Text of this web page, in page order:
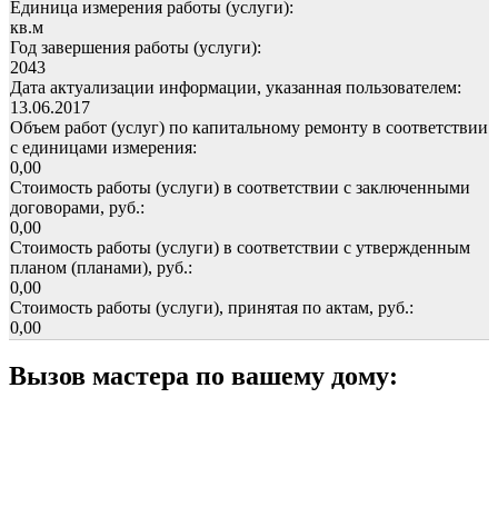
Единица измерения работы (услуги):
кв.м
Год завершения работы (услуги):
2043
Дата актуализации информации, указанная пользователем:
13.06.2017
Объем работ (услуг) по капитальному ремонту в соответствии
с единицами измерения:
0,00
Стоимость работы (услуги) в соответствии с заключенными
договорами, руб.:
0,00
Стоимость работы (услуги) в соответствии с утвержденным
планом (планами), руб.:
0,00
Стоимость работы (услуги), принятая по актам, руб.:
0,00
Вызов мастера по вашему дому: